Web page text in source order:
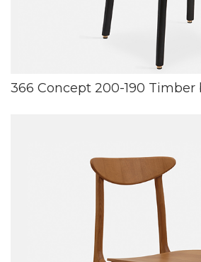
366 Concept 200-190 Timber